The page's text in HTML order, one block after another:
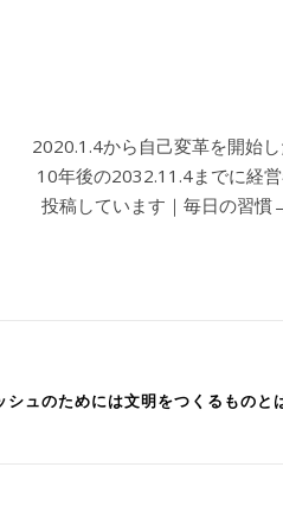
2020.1.4から自己変革を開始
10年後の2032.11.4までに経
投稿しています｜毎日の習慣
ュのためには文明をつくるものと